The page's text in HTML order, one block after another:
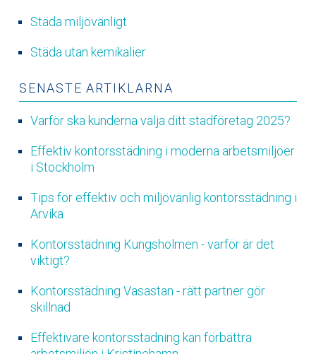
Städa miljövänligt
Städa utan kemikalier
SENASTE ARTIKLARNA
Varför ska kunderna välja ditt städföretag 2025?
Effektiv kontorsstädning i moderna arbetsmiljöer
i Stockholm
Tips för effektiv och miljövänlig kontorsstädning i
Arvika
Kontorsstädning Kungsholmen - varför är det
viktigt?
Kontorsstädning Vasastan - rätt partner gör
skillnad
Effektivare kontorsstädning kan förbättra